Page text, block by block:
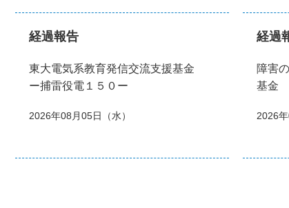
経過報告
東大電気系教育発信交流支援基金
ー捕雷役電１５０ー
2026年08月05日（水）
経過
障害
基金
2026